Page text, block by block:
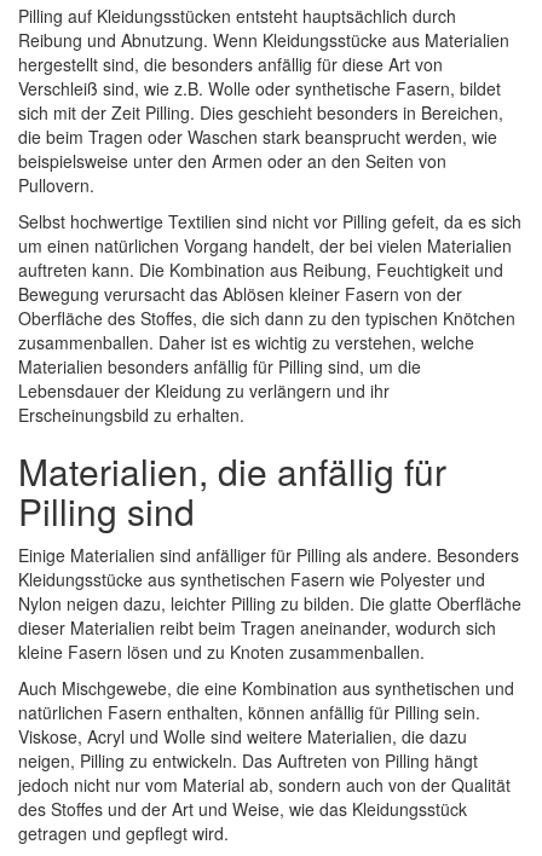
Pilling auf Kleidungsstücken entsteht hauptsächlich durch
Reibung und Abnutzung. Wenn Kleidungsstücke aus Materialien
hergestellt sind, die besonders anfällig für diese Art von
Verschleiß sind, wie z.B. Wolle oder synthetische Fasern, bildet
sich mit der Zeit Pilling. Dies geschieht besonders in Bereichen,
die beim Tragen oder Waschen stark beansprucht werden, wie
beispielsweise unter den Armen oder an den Seiten von
Pullovern.
Selbst hochwertige Textilien sind nicht vor Pilling gefeit, da es sich
um einen natürlichen Vorgang handelt, der bei vielen Materialien
auftreten kann. Die Kombination aus Reibung, Feuchtigkeit und
Bewegung verursacht das Ablösen kleiner Fasern von der
Oberfläche des Stoffes, die sich dann zu den typischen Knötchen
zusammenballen. Daher ist es wichtig zu verstehen, welche
Materialien besonders anfällig für Pilling sind, um die
Lebensdauer der Kleidung zu verlängern und ihr
Erscheinungsbild zu erhalten.
Materialien, die anfällig für
Pilling sind
Einige Materialien sind anfälliger für Pilling als andere. Besonders
Kleidungsstücke aus synthetischen Fasern wie Polyester und
Nylon neigen dazu, leichter Pilling zu bilden. Die glatte Oberfläche
dieser Materialien reibt beim Tragen aneinander, wodurch sich
kleine Fasern lösen und zu Knoten zusammenballen.
Auch Mischgewebe, die eine Kombination aus synthetischen und
natürlichen Fasern enthalten, können anfällig für Pilling sein.
Viskose, Acryl und Wolle sind weitere Materialien, die dazu
neigen, Pilling zu entwickeln. Das Auftreten von Pilling hängt
jedoch nicht nur vom Material ab, sondern auch von der Qualität
des Stoffes und der Art und Weise, wie das Kleidungsstück
getragen und gepflegt wird.